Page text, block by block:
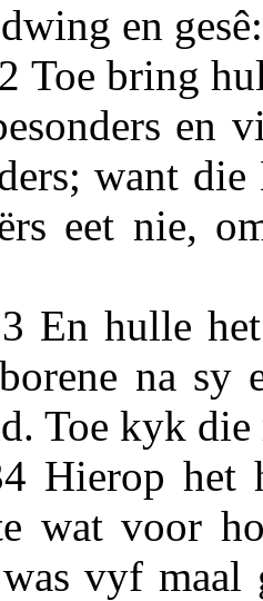
en
Toe bring
en
want
eet nie,
En hulle
na sy
Toe kyk die
Hierop het
wat voor
vyf maal